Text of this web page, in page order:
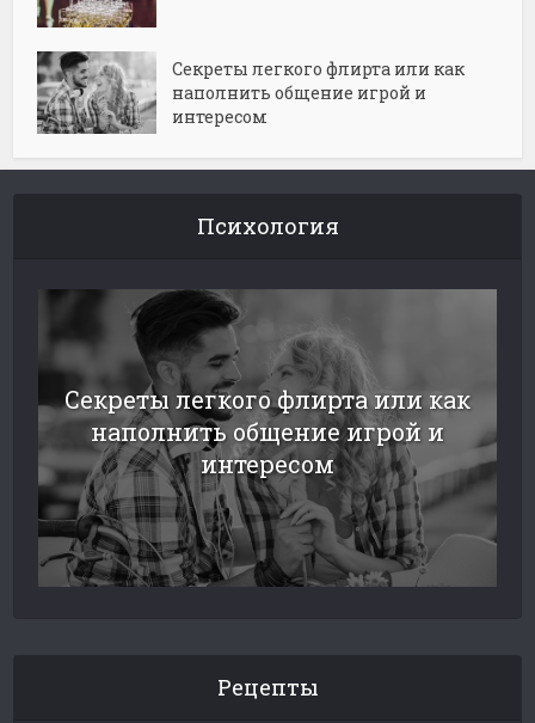
Секреты легкого флирта или как
наполнить общение игрой и
интересом
Психология
Секреты легкого флирта или как
наполнить общение игрой и
интересом
Рецепты